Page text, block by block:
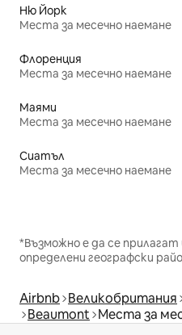
Ню Йорк
Места за месечно наемане
Флоренция
Места за месечно наемане
Маями
Места за месечно наемане
Сиатъл
Места за месечно наемане
*Възможно е да се
определени географски
Airbnb Великобритания
Beaumont Места за